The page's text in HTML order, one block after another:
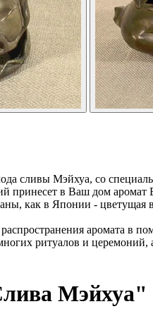
сливы Мэйхуа, со
принесет в Ваш дом аромат
как в Японии - цветущая
распространения аромата в
ритуалов и
Мэйхуа"